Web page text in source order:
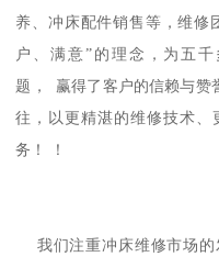
养、冲床配件销售等，维修
户、满意”的理念，为五
题， 赢得了客户的信赖与赞
往，以更精湛的维修技术
务！ ！
我们注重冲床维修市场的